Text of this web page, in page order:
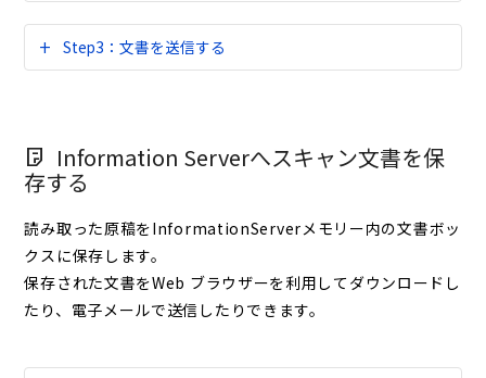
Step3：文書を送信する
Information Serverへスキャン文書を保
存する
読み取った原稿をInformationServerメモリー内の文書ボッ
クスに保存します。
保存された文書をWeb ブラウザーを利用してダウンロードし
たり、電子メールで送信したりできます。